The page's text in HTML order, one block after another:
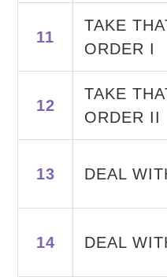
11
TAKE
ORDER I
12
TAKE
ORDER II
13 DEAL
14 DEAL